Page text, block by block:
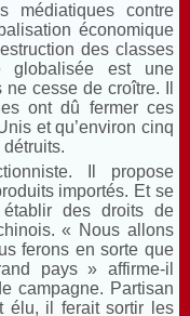
médiatiques contre
économique
des classes
globalisée est une
cesse de croître. Il
ont dû fermer ces
et qu’environ cinq
Il propose
importés. Et se
des droits de
« Nous allons
ferons en sorte que
pays » affirme-il
campagne. Partisan
élu, il ferait sortir les